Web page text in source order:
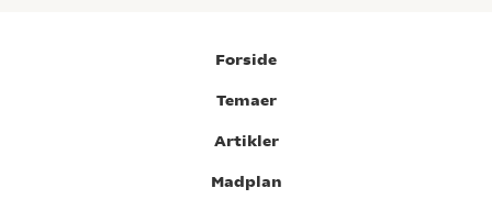
Forside
Temaer
Artikler
Madplan